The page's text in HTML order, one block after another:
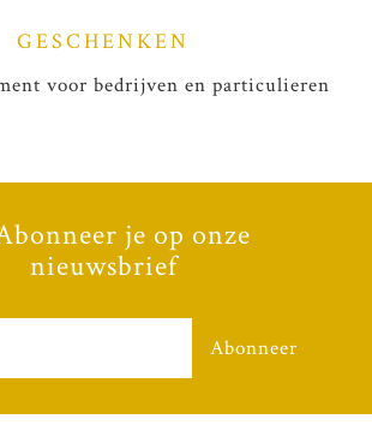
GESCHENKEN
voor bedrijven en particulieren
je op onze
nieuwsbrief
Abonneer